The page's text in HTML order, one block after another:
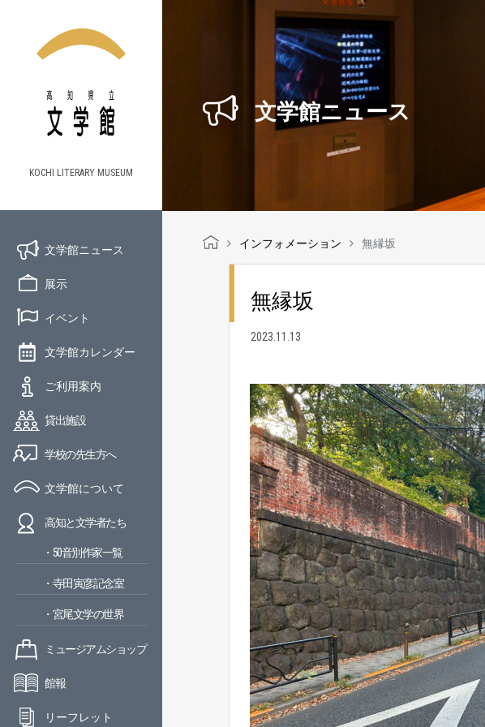
KOCHI LITERARY MUSEUM
文学館ニュース
展示
イベント
文学館カレンダー
ご利用案内
貸出施設
学校の先生方へ
文学館について
高知と文学者たち
・50音別作家一覧
・寺田寅彦記念室
・宮尾文学の世界
ミュージアムショップ
館報
リーフレット
文学館ニュース
インフォメーション 無縁坂
無縁坂
2023.11.13